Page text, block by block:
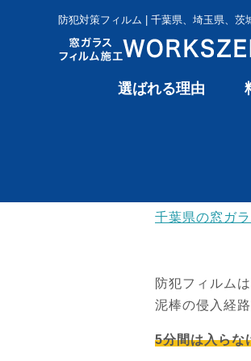
防犯対策フィルム | 千葉県、埼玉県、茨
選ばれる理由
千葉県の窓ガ
防犯フィルム
泥棒の侵入経
5分間は入らな